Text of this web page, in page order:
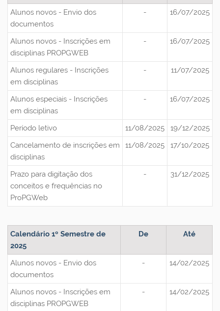
Alunos novos - Envio dos
documentos
- 16/07/2025
Alunos novos - Inscrições em
disciplinas PROPGWEB
- 16/07/2025
Alunos regulares - Inscrições
em disciplinas
- 11/07/2025
Alunos especiais - Inscrições
em disciplinas
- 16/07/2025
Período letivo 11/08/2025
19/12/2025
Cancelamento de inscrições em
disciplinas
11/08/2025 17/10/2025
Prazo para digitação dos
conceitos e frequências no
ProPGWeb
- 31/12/2025
Calendário 1º Semestre de
2025
De Até
Alunos novos - Envio dos
documentos
- 14/02/2025
Alunos novos - Inscrições em
disciplinas PROPGWEB
- 14/02/2025